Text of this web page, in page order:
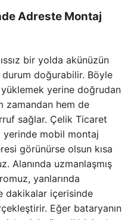
Adreste Montaj
bir yolda akünüzün
durum doğurabilir. Böyle
yüklemek yerine doğrudan
zamandan hem de
sağlar. Çelik Ticaret
yerinde mobil montaj
görünürse olsun kısa
Alanında uzmanlaşmış
yanlarında
dakikalar içerisinde
Eğer bataryanın